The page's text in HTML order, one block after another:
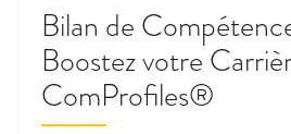
Bilan de
Boostez votre
ComProfiles®